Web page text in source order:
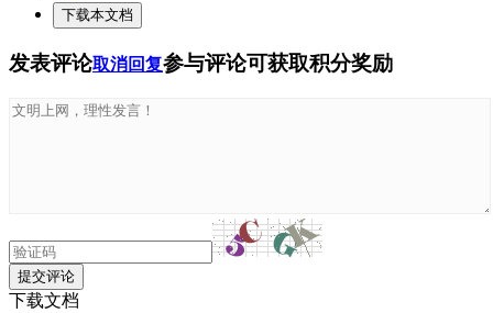
下载本文档
发表评论取消回复参与评论可获取积分奖励
提交评论
下载文档